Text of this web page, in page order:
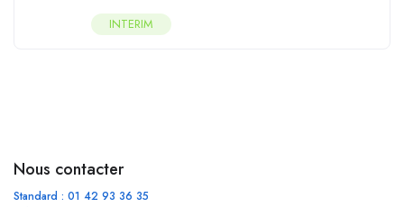
INTERIM
Nous contacter
Standard : 01 42 93 36 35